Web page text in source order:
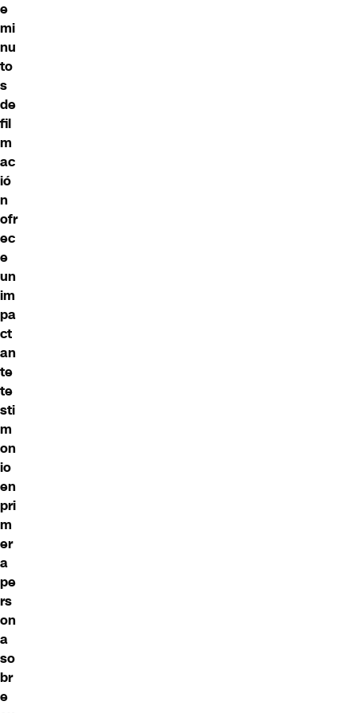
e
mi
nu
to
s
de
fil
m
ac
ió
n
ofr
ec
e
un
im
pa
ct
an
te
te
sti
m
on
io
en
pri
m
er
a
pe
rs
on
a
so
br
e